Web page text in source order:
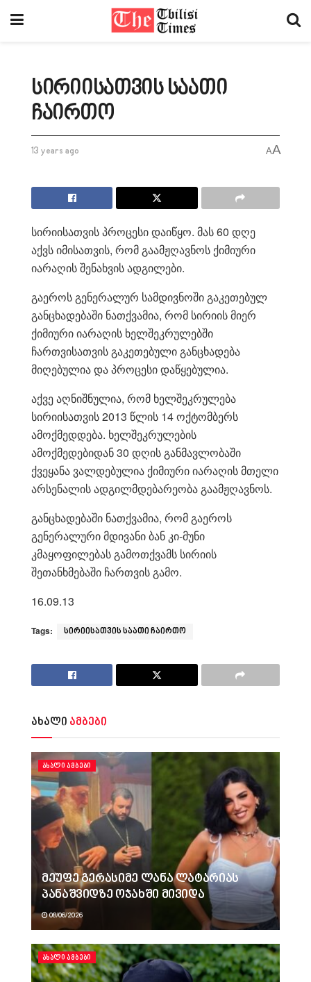
სირიისათვის საათი
ჩაირთო
13 years ago AA
სირიისათვის პროცესი დაიწყო. მას 60 დღე
აქვს იმისათვის, რომ გაამჟღავნოს ქიმიური
იარაღის შენახვის ადგილები.
გაეროს გენერალურ სამდივნოში გაკეთებულ
განცხადებაში ნათქვამია, რომ სირიის მიერ
ქიმიური იარაღის ხელშეკრულებში
ჩართვისათვის გაკეთებული განცხადება
მიღებულია და პროცესი დაწყებულია.
აქვე აღნიშნულია, რომ ხელშეკრულება
სირიისათვის 2013 წლის 14 ოქტომბერს
ამოქმედდება. ხელშეკრულების
ამოქმედებიდან 30 დღის განმავლობაში
ქვეყანა ვალდებულია ქიმიური იარაღის მთელი
არსენალის ადგილმდებარეობა გაამჟღავნოს.
განცხადებაში ნათქვამია, რომ გაეროს
გენერალური მდივანი ბან კი-მუნი
კმაყოფილებას გამოთქვამს სირიის
შეთანხმებაში ჩართვის გამო.
16.09.13
Tags: სირიისათვის საათი ჩაირთო
ახალი ამბები
ᲐᲮᲐᲚᲘ ᲐᲛᲑᲔᲑᲘ
მეუფე გერასიმე ლანა ლატარიას
პანაშვიდზე ოჯახში მივიდა
08/06/2026
ᲐᲮᲐᲚᲘ ᲐᲛᲑᲔᲑᲘ